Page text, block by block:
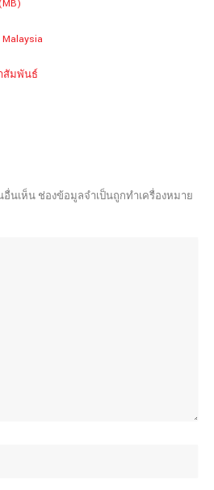
สัมพันธ์
อื่นเห็น ช่องข้อมูลจำเป็นถูกทำเครื่องหมาย